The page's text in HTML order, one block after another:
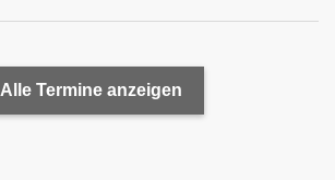
Alle Termine anzeigen